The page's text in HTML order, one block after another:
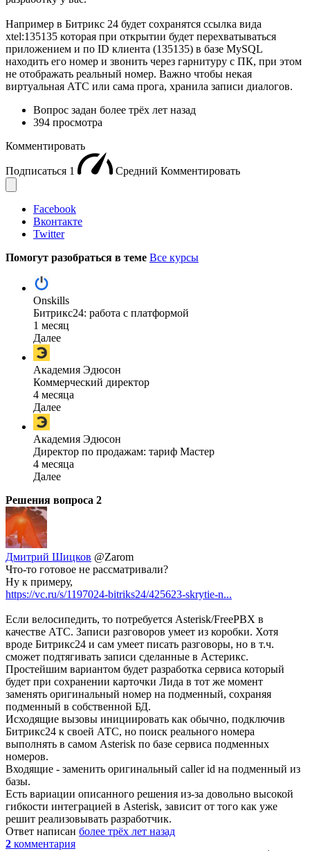
Например в Битрикс 24 будет сохранятся ссылка вида
xtel:135135 которая при открытии будет перехватываться
приложением и по ID клиента (135135) в базе MySQL
находить его номер и звонить через гарнитуру с ПК, при этом
не отображать реальный номер. Важно чтобы некая
виртуальная АТС или сама прога, хранила записи диалогов.
Вопрос задан более трёх лет назад
394 просмотра
Комментировать
Подписаться 1 Средний Комментировать
Facebook
Вконтакте
Twitter
Помогут разобраться в теме Все курсы
Onskills
Битрикс24: работа с платформой
1 месяц
Далее
Академия Эдюсон
Коммерческий директор
4 месяца
Далее
Академия Эдюсон
Директор по продажам: тариф Мастер
4 месяца
Далее
Решения вопроса 2
Дмитрий Шицков @Zarom
Что-то готовое не рассматривали?
Ну к примеру,
https://vc.ru/s/1197024-bitriks24/425623-skrytie-n...
Если велосипедить, то потребуется Asterisk/FreePBX в
качестве АТС. Записи разговоров умеет из коробки. Хотя
вроде Битрикс24 и сам умеет писать разговоры, но в т.ч.
сможет подтягивать записи сделанные в Астерикс.
Простейшим вариантом будет разработка сервиса который
будет при сохранении карточки Лида в тот же момент
заменять оригинальный номер на подменный, сохраняя
подменный в собственной БД.
Исходящие вызовы инициировать как обычно, подключив
Битрикс24 к своей АТС, но поиск реального номера
выполнять в самом Asterisk по базе сервиса подменных
номеров.
Входящие - заменить оригинальный caller id на подменный из
базы.
Есть вариации описанного решения из-за довольно высокой
гибкости интеграцией в Asterisk, зависит от того как уже
решит реализовывать разработчик.
Ответ написан более трёх лет назад
2 комментария